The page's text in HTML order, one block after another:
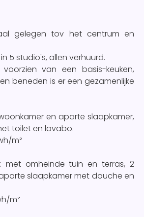
gelegen tov het centrum en
5 studio's, allen verhuurd.
van een basis-keuken,
beneden is er een gezamenlijke
woonkamer en aparte slaapkamer,
toilet en lavabo.
m²
met omheinde tuin en terras, 2
slaapkamer met douche en
m²